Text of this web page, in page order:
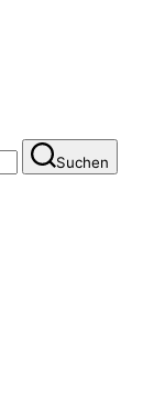
Suchen